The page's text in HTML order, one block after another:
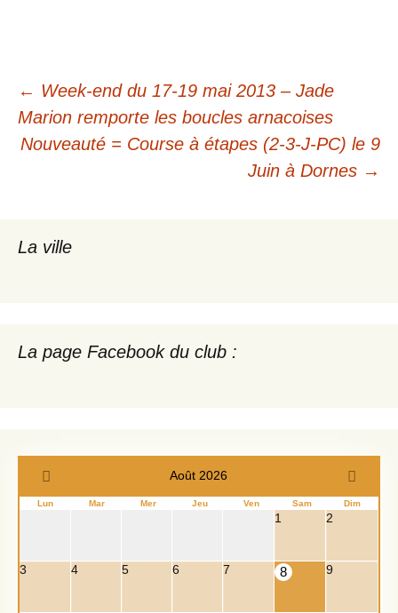
Navigation
des
← Week-end du 17-19 mai 2013 – Jade
Marion remporte les boucles arnacoises
Nouveauté = Course à étapes (2-3-J-PC) le 9
Juin à Dornes →
La ville
La page Facebook du club :
Août 2026
Lun Mar Mer Jeu Ven Sam Dim
1 2
3 4 5 6 7 8 9